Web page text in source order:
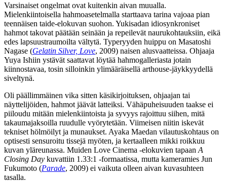
Varsinaiset ongelmat ovat kuitenkin aivan muualla.
Mielenkiintoisella hahmoasetelmalla starttaava tarina vajoaa pian
teennäisen taide-elokuvan suohon. Yukisadan idiosynkroniset
hahmot takovat päätään seinään ja repeilevät naurukohtauksiin, eikä
edes lapsuustraumoilta vältytä. Typeryyden huippu on Masatoshi
Nagase (Gelatin Silver, Love, 2009) naisen alusvaatteissa. Ohjaaja
Yuya Ishiin ystävät saattavat löytää hahmogalleriasta jotain
kiinnostavaa, tosin silloinkin ylimääräisellä arthouse-jäykkyydellä
siveltynä.
Oli päällimmäinen vika sitten käsikirjoituksen, ohjaajan tai
näyttelijöiden, hahmot jäävät latteiksi. Vähäpuheisuuden taakse ei
piiloudu mitään mielenkiintoista ja syvyys rajoittuu siihen, mitä
takaumajaksoilla ruudulle vyörytetään. Viimeisen niitin iskevät
tekniset hölmöilyt ja munaukset. Ayaka Maedan vilautuskohtaus on
optisesti sensuroitu tissejä myöten, ja kertaalleen mikki roikkuu
kuvan yläreunassa. Muiden Love Cinema ‑elokuvien tapaan A
Closing Day kuvattiin 1.33:1 ‑formaatissa, mutta kameramies Jun
Fukumoto (Parade, 2009) ei vaikuta olleen aivan kuvasuhteen
tasalla.